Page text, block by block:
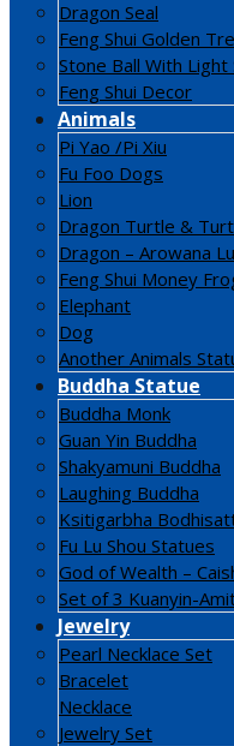
Dragon Seal
Feng Shui Golden
Stone Ball With Light
Feng Shui Decor
Animals
Pi Yao /Pi Xiu
Fu Foo Dogs
Lion
Dragon Turtle &
Dragon – Arowana
Feng Shui Money
Elephant
Dog
Another Animals
Buddha Statue
Buddha Monk
Guan Yin Buddha
Shakyamuni Buddha
Laughing Buddha
Ksitigarbha
Fu Lu Shou Statues
God of Wealth –
Set of 3 Kuanyin-
Jewelry
Pearl Necklace Set
Bracelet
Necklace
Jewelry Set